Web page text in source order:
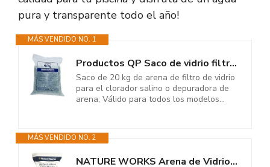
pura y transparente todo el año!
MÁS VENDIDO NO. 1
Productos QP Saco de vidrio filtrante para piscinas, 20Kg - QP 500047
Saco de 20 kg de arena de filtro de vidrio
para el clorador salino o depuradora de
arena; Válido para todos los modelos...
MÁS VENDIDO NO. 2
NATURE WORKS Arena de Vidrio Filtrante para Piscina con Poder de...